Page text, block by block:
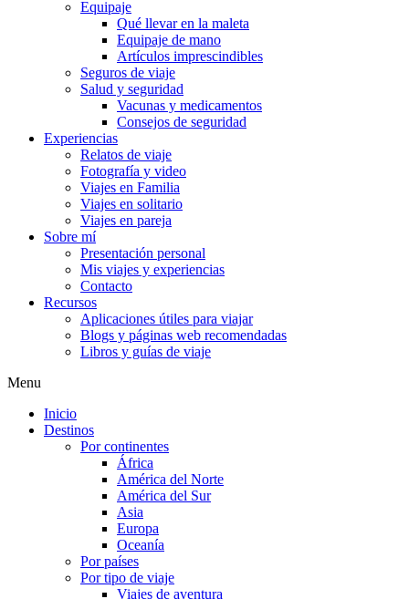
Equipaje
Qué llevar en la maleta
Equipaje de mano
Artículos imprescindibles
Seguros de viaje
Salud y seguridad
Vacunas y medicamentos
Consejos de seguridad
Experiencias
Relatos de viaje
Fotografía y video
Viajes en Familia
Viajes en solitario
Viajes en pareja
Sobre mí
Presentación personal
Mis viajes y experiencias
Contacto
Recursos
Aplicaciones útiles para viajar
Blogs y páginas web recomendadas
Libros y guías de viaje
Menu
Inicio
Destinos
Por continentes
África
América del Norte
América del Sur
Asia
Europa
Oceanía
Por países
Por tipo de viaje
Viajes de aventura